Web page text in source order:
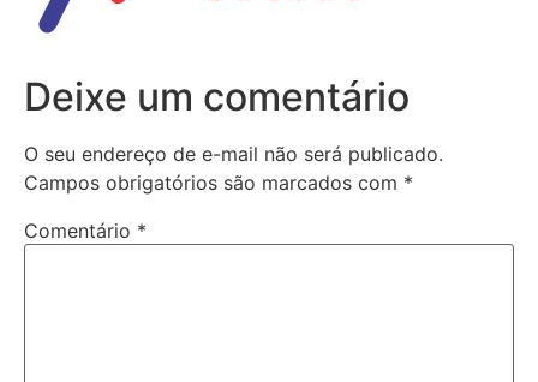
Deixe um comentário
O seu endereço de e-mail não será publicado.
Campos obrigatórios são marcados com *
Comentário *